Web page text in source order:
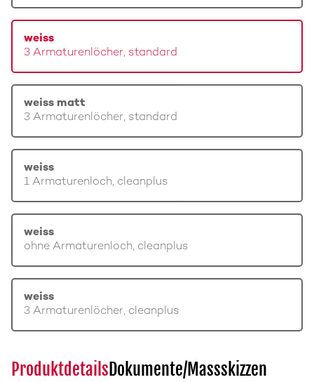
weiss
3 Armaturenlöcher, standard
weiss matt
3 Armaturenlöcher, standard
weiss
1 Armaturenloch, cleanplus
weiss
ohne Armaturenloch, cleanplus
weiss
3 Armaturenlöcher, cleanplus
ProduktdetailsDokumente/Massskizzen